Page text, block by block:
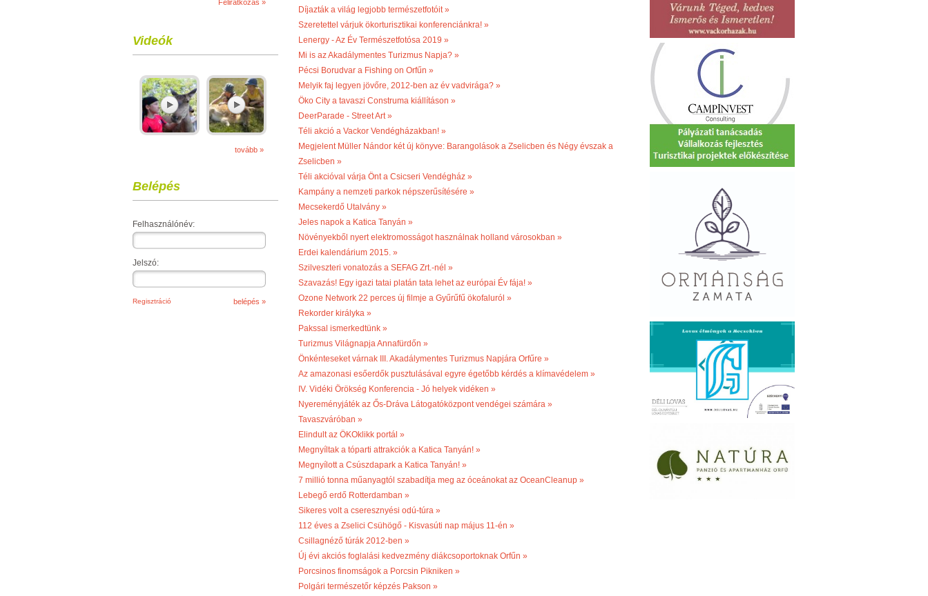
Videók
tovább »
Belépés
Felhasználónév:
Jelszó:
Regisztráció
Díjazták a világ legjobb természetfotóit »
Szeretettel várjuk ökorturisztikai konferenciánkra! »
Lenergy - Az Év Természetfotósa 2019 »
Mi is az Akadálymentes Turizmus Napja? »
Pécsi Borudvar a Fishing on Orfűn »
Melyik faj legyen jövőre, 2012-ben az év vadvirága? »
Öko City a tavaszi Construma kiállításon »
DeerParade - Street Art »
Téli akció a Vackor Vendégházakban! »
Megjelent Müller Nándor két új könyve: Barangolások a Zselicben és Négy évszak a
Zselicben »
Téli akcióval várja Önt a Csicseri Vendégház »
Kampány a nemzeti parkok népszerűsítésére »
Mecsekerdő Utalvány »
Jeles napok a Katica Tanyán »
Növényekből nyert elektromosságot használnak holland városokban »
Erdei kalendárium 2015. »
Szilveszteri vonatozás a SEFAG Zrt.-nél »
Szavazás! Egy igazi tatai platán tata lehet az európai Év fája! »
Ozone Network 22 perces új filmje a Gyűrűfű ökofaluról »
Rekorder királyka »
Pakssal ismerkedtünk »
Turizmus Világnapja Annafürdőn »
Önkénteseket várnak III. Akadálymentes Turizmus Napjára Orfűre »
Az amazonasi esőerdők pusztulásával egyre égetőbb kérdés a klímavédelem »
IV. Vidéki Örökség Konferencia - Jó helyek vidéken »
Nyereményjáték az Ős-Dráva Látogatóközpont vendégei számára »
Tavaszváróban »
Elindult az ÖKOklikk portál »
Megnyíltak a tóparti attrakciók a Katica Tanyán! »
Megnyílott a Csúszdapark a Katica Tanyán! »
7 millió tonna műanyagtól szabadítja meg az óceánokat az OceanCleanup »
Lebegő erdő Rotterdamban »
Sikeres volt a cseresznyési odú-túra »
112 éves a Zselici Csühögő - Kisvasúti nap május 11-én »
Csillagnéző túrák 2012-ben »
Új évi akciós foglalási kedvezmény diákcsoportoknak Orfűn »
Porcsinos finomságok a Porcsin Pikniken »
Polgári természetőr képzés Pakson »